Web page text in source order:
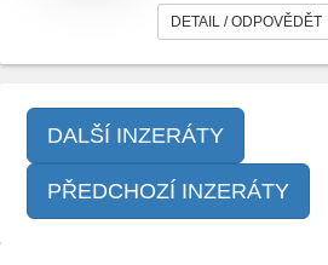
DETAIL / ODPOVĚDĚT
DALŠÍ INZERÁTY
PŘEDCHOZÍ INZERÁTY